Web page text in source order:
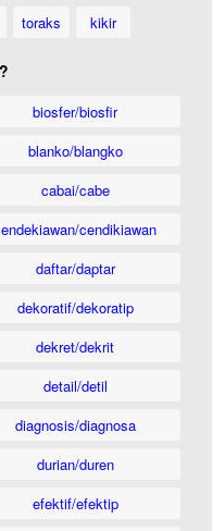
toraks kikir
biosfer/biosfir
blanko/blangko
cabai/cabe
cendikiawan
daftar/daptar
dekoratif/dekoratip
dekret/dekrit
detail/detil
diagnosis/diagnosa
durian/duren
efektif/efektip